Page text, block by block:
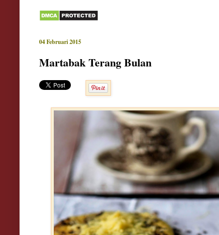
04 Februari 2015
Martabak Terang Bulan